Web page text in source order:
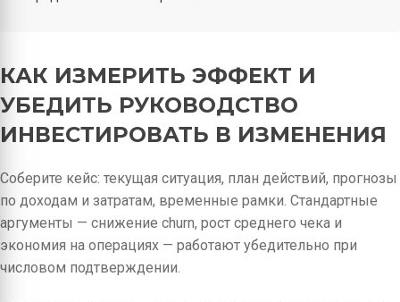
КАК ИЗМЕРИТЬ ЭФФЕКТ И
УБЕДИТЬ РУКОВОДСТВО
ИНВЕСТИРОВАТЬ В ИЗМЕНЕНИЯ
Соберите кейс: текущая ситуация, план действий, прогнозы
по доходам и затратам, временные рамки. Стандартные
аргументы — снижение churn, рост среднего чека и
экономия на операциях — работают убедительно при
числовом подтверждении.